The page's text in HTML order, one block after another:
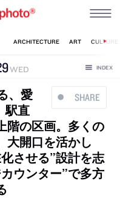
WED
SHARE
、愛
駅直
階の区画。多くの
大開口を活かし
させる”設計を志
ウンター”で多方